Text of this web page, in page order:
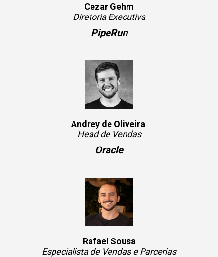
Cezar Gehm
Diretoria Executiva
PipeRun
Andrey de Oliveira
Head de Vendas
Oracle
Rafael Sousa
Especialista de Vendas e Parcerias